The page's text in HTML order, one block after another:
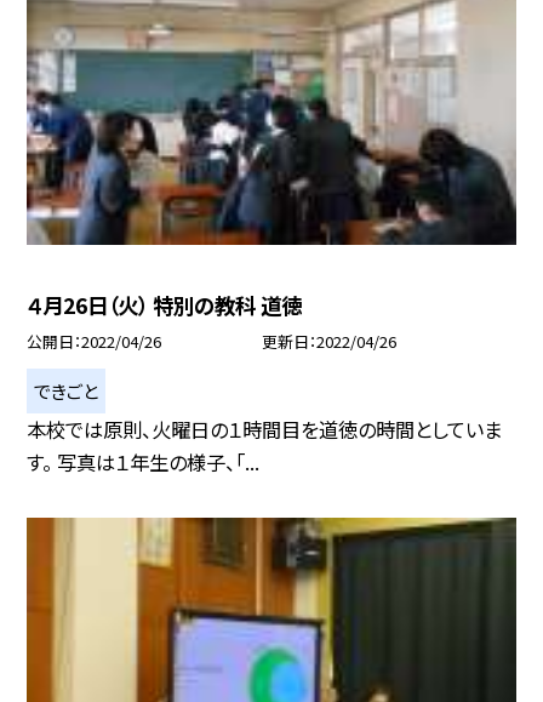
４月26日（火） 特別の教科 道徳
公開日 2022/04/26 更新日 2022/04/26
できごと
本校では原則、火曜日の１時間目を道徳の時間としていま
す。 写真は１年生の様子、「...